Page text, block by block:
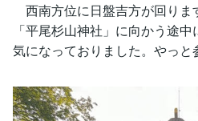
西南方位に日盤吉方が回りま
「平尾杉山神社」に向かう途
気になっておりました。やっと